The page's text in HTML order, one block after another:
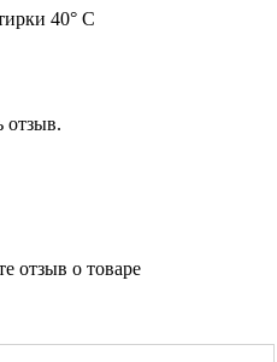
40° С
отзыв.
отзыв о товаре